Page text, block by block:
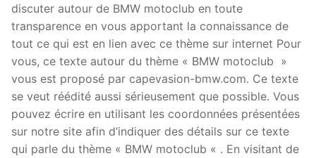
discuter autour de BMW motoclub en toute
transparence en vous apportant la connaissance de
tout ce qui est en lien avec ce thème sur internet Pour
vous, ce texte autour du thème « BMW motoclub »
vous est proposé par capevasion-bmw.com. Ce texte
se veut réédité aussi sérieusement que possible. Vous
pouvez écrire en utilisant les coordonnées présentées
sur notre site afin d’indiquer des détails sur ce texte
qui parle du thème « BMW motoclub « . En visitant de